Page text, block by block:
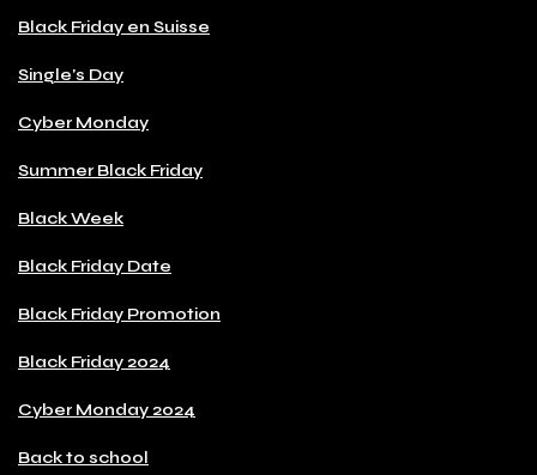
Black Friday en Suisse
Single's Day
Cyber Monday
Summer Black Friday
Black Week
Black Friday Date
Black Friday Promotion
Black Friday 2024
Cyber Monday 2024
Back to school